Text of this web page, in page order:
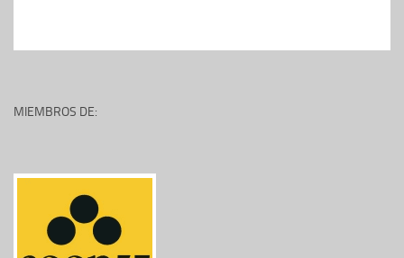
MIEMBROS DE: